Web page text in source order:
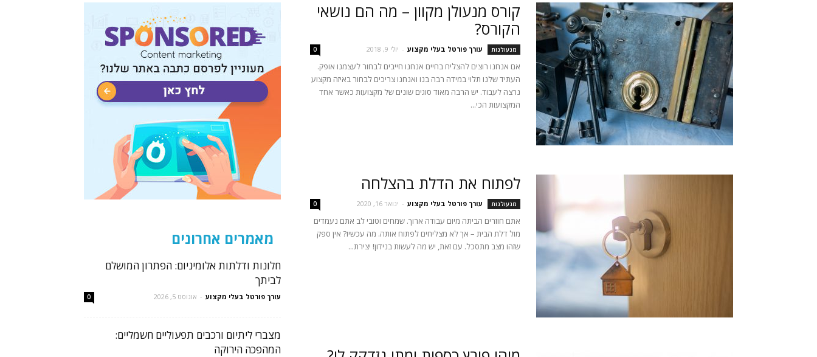
קורס מנעולן מקוון – מה הם נושאי
הקורס?
מנעולנות עורך פורטל בעלי מקצוע - יולי 9, 2018 0
אם אנחנו רוצים להצליח בחיים אנחנו חייבים לבחור לעצמנו אופק.
העתיד שלנו תלוי במידה רבה בנו ואנחנו צריכים לבחור באיזה מקצוע
נרצה לעבוד. יש הרבה מאוד סוגים שונים של מקצועות כאשר אחד
המקצועות הכי...
לפתוח את הדלת בהצלחה
מנעולנות עורך פורטל בעלי מקצוע - ינואר 16, 2020 0
אתם חוזרים הביתה מיום עבודה ארוך. שמחים וטובי לב אתם נעמדים
מול דלת הבית – אך לא מצליחים לפתוח אותה. מה עכשיו? אין ספק
שזהו מצב מתסכל. עם זאת, יש מה לעשות בנידון! יצירת...
מאמרים אחרונים
חלונות ודלתות אלומיניום: הפתרון המושלם
לביתך
עורך פורטל בעלי מקצוע - אוגוסט 5, 2026 0
מצברי ליתיום ורכבים תפעוליים חשמליים:
המהפכה הירוקה